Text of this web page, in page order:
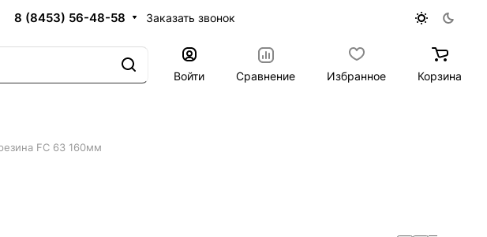
8 (8453) 56-48-58 Заказать звонок
Войти Сравнение Избранное Корзина
FC 63 160мм